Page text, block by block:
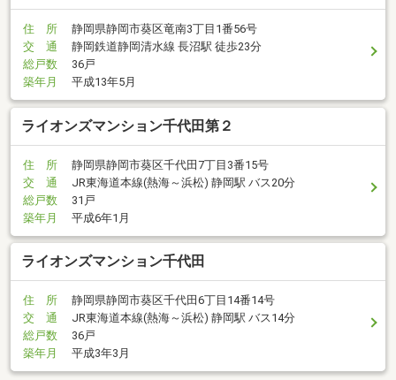
住 所
静岡県静岡市葵区竜南3丁目1番56号
交 通
静岡鉄道静岡清水線 長沼駅 徒歩23分
総戸数
36戸
築年月
平成13年5月
ライオンズマンション千代田第２
住 所
静岡県静岡市葵区千代田7丁目3番15号
交 通
JR東海道本線(熱海～浜松) 静岡駅 バス20分
総戸数
31戸
築年月
平成6年1月
ライオンズマンション千代田
住 所
静岡県静岡市葵区千代田6丁目14番14号
交 通
JR東海道本線(熱海～浜松) 静岡駅 バス14分
総戸数
36戸
築年月
平成3年3月